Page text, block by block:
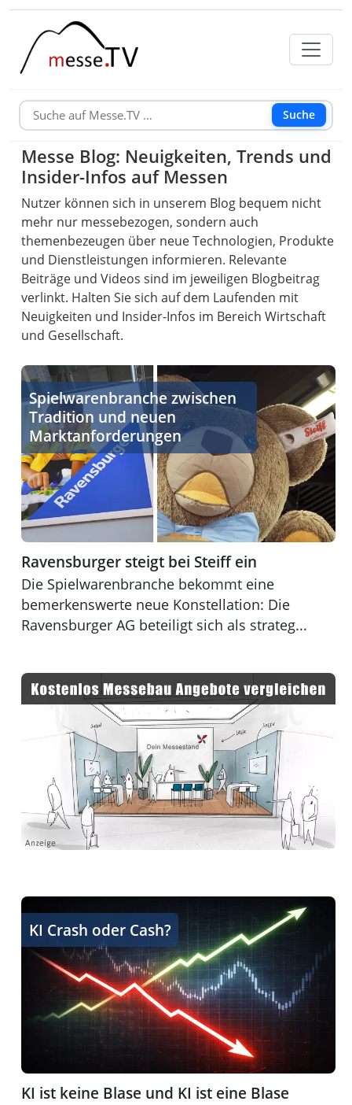
Suche
Messe Blog: Neuigkeiten, Trends und
Insider-Infos auf Messen
Nutzer können sich in unserem Blog bequem nicht
mehr nur messebezogen, sondern auch
themenbezeugen über neue Technologien, Produkte
und Dienstleistungen informieren. Relevante
Beiträge und Videos sind im jeweiligen Blogbeitrag
verlinkt. Halten Sie sich auf dem Laufenden mit
Neuigkeiten und Insider-Infos im Bereich Wirtschaft
und Gesellschaft.
Ravensburger steigt bei Steiff ein
Spielwarenbranche zwischen
Tradition und neuen
Marktanforderungen
Ravensburger steigt bei Steiff ein
Die Spielwarenbranche bekommt eine
bemerkenswerte neue Konstellation: Die
Ravensburger AG beteiligt sich als strateg...
KI ist keine Blase und KI ist eine Blase
KI Crash oder Cash?
KI ist keine Blase und KI ist eine Blase